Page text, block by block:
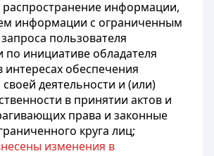
информации,
информации с ограниченным
пользователя
инициативе обладателя
обеспечения
деятельности и (или)
в принятии актов и
права и законные
круга лиц;
изменения в